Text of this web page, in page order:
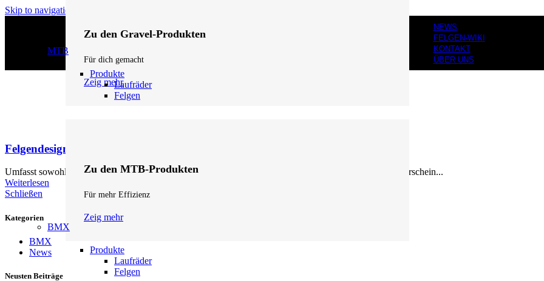
Skip to navigation
Zu den Gravel-Produkten
Für dich gemacht
Zeig mehr
MTB
Produkte
Laufräder
Felgen
Zu den MTB-Produkten
Für mehr Effizienz
Zeig mehr
BMX
Produkte
Laufräder
Felgen
NEWS
FELGEN-WIKI
KONTAKT
ÜBER UNS
Felgendesign
Umfasst sowohl die technische Konstruktion (Profil, Material, Speichenaufnahme) als auch das visuelle Erschein...
Weiterlesen
Schließen
Kategorien
BMX
News
Neusten Beiträge